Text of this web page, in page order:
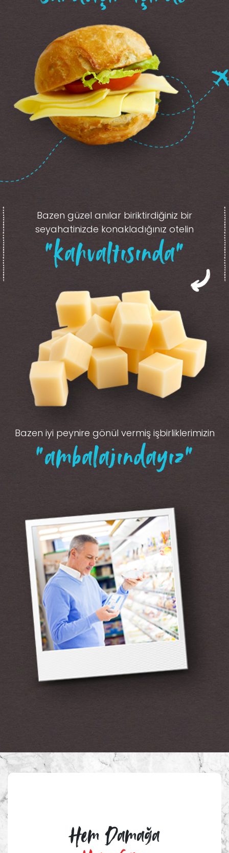
Bazen güzel anılar biriktirdiğiniz bir
seyahatinizde konakladığınız otelin
“kahvaltısında”
Bazen iyi peynire gönül vermiş işbirliklerimizin
“ambalajındayız”
Hem Damağa